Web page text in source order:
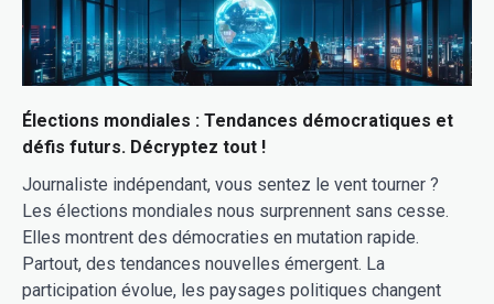
Élections mondiales : Tendances démocratiques et
défis futurs. Décryptez tout !
Journaliste indépendant, vous sentez le vent tourner ?
Les élections mondiales nous surprennent sans cesse.
Elles montrent des démocraties en mutation rapide.
Partout, des tendances nouvelles émergent. La
participation évolue, les paysages politiques changent